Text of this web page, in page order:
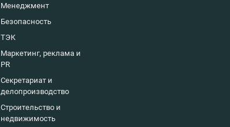
Менеджмент
Безопасность
ТЭК
Маркетинг, реклама и
PR
Секретариат и
делопроизводство
Строительство и
недвижимость